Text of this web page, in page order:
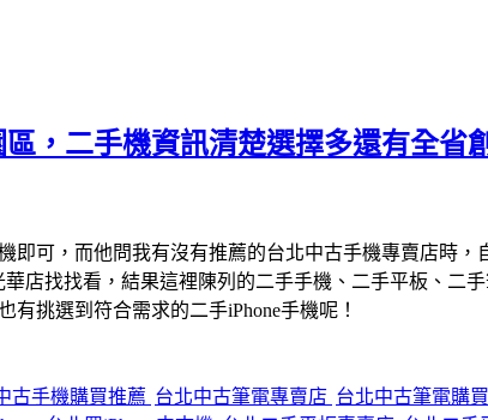
，二手機資訊清楚選擇多還有全省
可，而他問我有沒有推薦的台北中古手機專賣店時
店找找看，結果這裡陳列的二手手機、二手平板、二
挑選到符合需求的二手iPhone手機呢！
古手機購買推薦 台北中古筆電專賣店 台北中古筆電購